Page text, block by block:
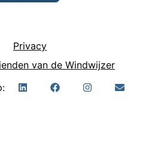
Privacy
van de Windwijzer